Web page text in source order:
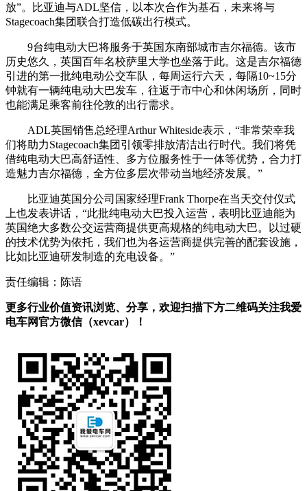
放”。比亚迪与ADL坚信，以本次合作为基石，未来将与
Stagecoach集团联合打造低碳出行模式。
9台纯电动大巴将服务于英国东南部城市吉尔福德。该市
历史悠久，英国百年名校萨里大学也坐落于此。这是吉尔福德
引进的第一批纯电动公交车队，每周运行六天，每隔10~15分
钟就有一辆纯电动大巴发车，往返于市中心和休闲场所，同时
也能满足乘客前往伦敦的出行需求。
ADL英国销售总经理Arthur Whiteside表示，“非常荣幸我
们将助力Stagecoach集团引领零排放清洁出行时代。我们将凭
借纯电动大巴高舒适性、多方位服务性于一体等优势，合力打
造魅力吉尔福德，全方位多层次带动当地经济发展。”
比亚迪英国分公司国家经理Frank Thorpe在当天交付仪式
上也发表讲话，“此批纯电动大巴投入运营，表明比亚迪能为
英国绝大多数公交运营商提供更高规格的纯电动大巴。以过硬
的技术优势为依托，我们也为各运营商提供完善的配套设施，
比如比亚迪研发制造的充电设备。”
责任编辑：陈语
更多行业价值资讯浏览、分享，欢迎扫描下方二维码关注我爱
电车网官方微信（xevcar）！